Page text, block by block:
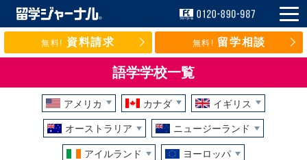
無料! 資料請求 無料! 留学相談
語学学校一覧
アメリカ カナダ イギリス
オーストラリア ニュージーランド
アイルランド ヨーロッパ